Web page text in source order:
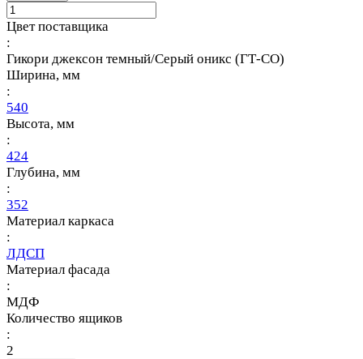
Цвет поставщика
:
Гикори джексон темный/Серый оникс (ГТ-СО)
Ширина, мм
:
540
Высота, мм
:
424
Глубина, мм
:
352
Материал каркаса
:
ЛДСП
Материал фасада
:
МДФ
Количество ящиков
:
2